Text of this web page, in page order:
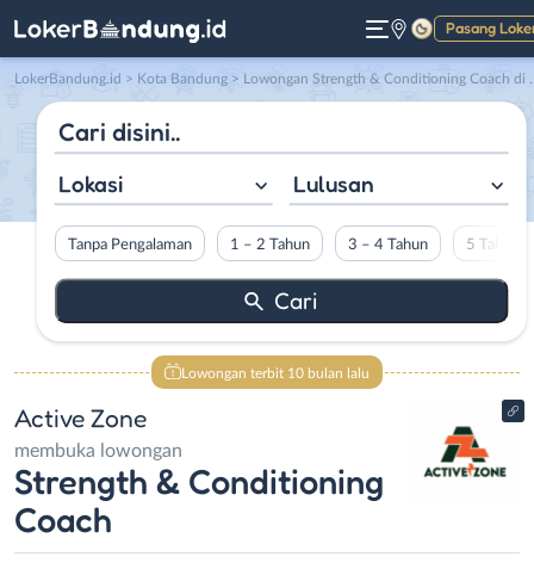
Pasang
Gelap
LokerBandung.id > Kota Bandung > Lowongan Strength & Conditioning Coach di Active Zone
Lokasi Lulusan
Tanpa Pengalaman 1 – 2 Tahun 3 – 4 Tahun 5 Tahun
Lowongan terbit 10 bulan lalu
Active Zone
membuka lowongan
Strength & Conditioning
Coach